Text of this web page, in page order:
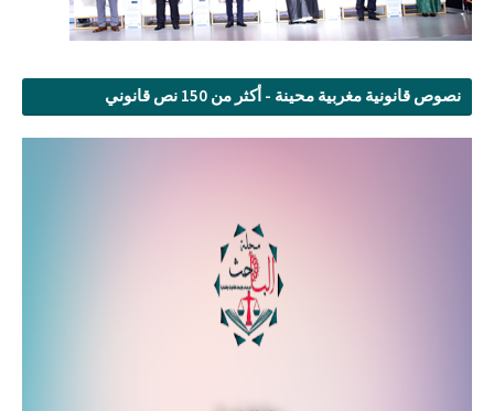
نصوص قانونية مغربية محينة - أكثر من 150 نص قانوني